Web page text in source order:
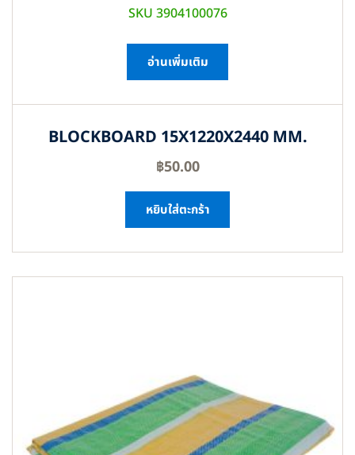
SKU 3904100076
อ่านเพิ่มเติม
BLOCKBOARD 15X1220X2440 MM.
฿50.00
หยิบใส่ตะกร้า